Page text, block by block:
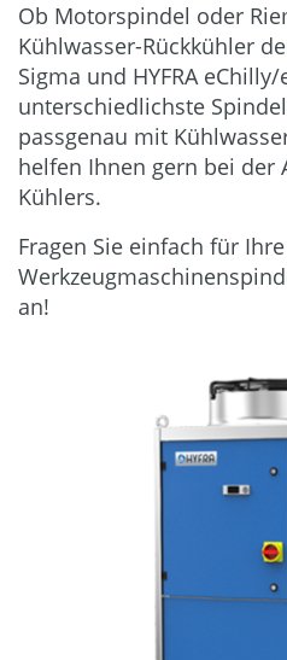
Ob Motorspindel oder
Kühlwasser-Rückkühler
Sigma und HYFRA
unterschiedlichste
passgenau mit
helfen Ihnen gern bei der
Kühlers.
Fragen Sie einfach für Ihre
an!